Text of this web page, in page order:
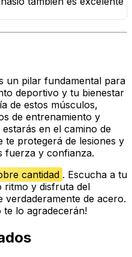
un pilar fundamental para
deportivo y tu bienestar
de estos músculos,
de entrenamiento y
en el camino de
te protegerá de lesiones y
fuerza y confianza.
cantidad . Escucha a tu
y disfruta del
de acero.
te lo agradecerán!